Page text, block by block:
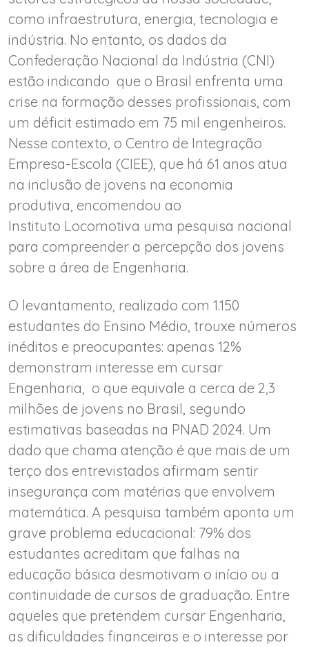
como infraestrutura, energia, tecnologia e
indústria. No entanto, os dados da
Confederação Nacional da Indústria (CNI)
estão indicando que o Brasil enfrenta uma
crise na formação desses profissionais, com
um déficit estimado em 75 mil engenheiros.
Nesse contexto, o Centro de Integração
Empresa-Escola (CIEE), que há 61 anos atua
na inclusão de jovens na economia
produtiva, encomendou ao
Instituto Locomotiva uma pesquisa nacional
para compreender a percepção dos jovens
sobre a área de Engenharia.
O levantamento, realizado com 1.150
estudantes do Ensino Médio, trouxe números
inéditos e preocupantes: apenas 12%
demonstram interesse em cursar
Engenharia, o que equivale a cerca de 2,3
milhões de jovens no Brasil, segundo
estimativas baseadas na PNAD 2024. Um
dado que chama atenção é que mais de um
terço dos entrevistados afirmam sentir
insegurança com matérias que envolvem
matemática. A pesquisa também aponta um
grave problema educacional: 79% dos
estudantes acreditam que falhas na
educação básica desmotivam o início ou a
continuidade de cursos de graduação. Entre
aqueles que pretendem cursar Engenharia,
as dificuldades financeiras e o interesse por